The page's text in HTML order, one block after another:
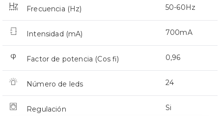
Frecuencia (Hz) 50-60Hz
Intensidad (mA) 700mA
Factor de potencia (Cos fi) 0,96
Número de leds 24
Regulación Si